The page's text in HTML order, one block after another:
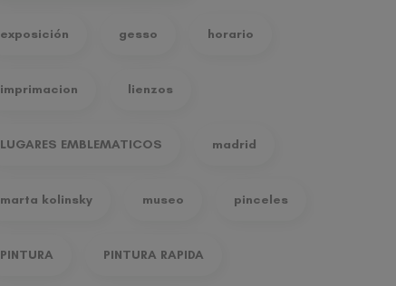
exposición gesso horario
imprimacion lienzos
LUGARES EMBLEMATICOS madrid
marta kolinsky museo pinceles
PINTURA PINTURA RAPIDA